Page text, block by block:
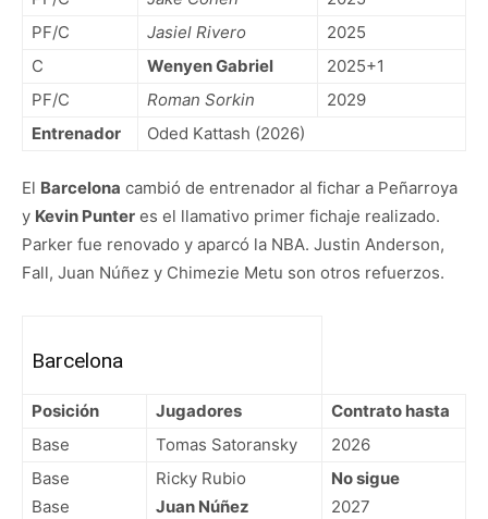
PF/C
Jasiel Rivero
2025
C
Wenyen Gabriel
2025+1
PF/C
Roman Sorkin
2029
Entrenador
Oded Kattash (2026)
El Barcelona cambió de entrenador al fichar a Peñarroya
y Kevin Punter es el llamativo primer fichaje realizado.
Parker fue renovado y aparcó la NBA. Justin Anderson,
Fall, Juan Núñez y Chimezie Metu son otros refuerzos.
Barcelona
Posición Jugadores
Contrato hasta
Base
Tomas Satoransky
2026
Base
Base
Ricky Rubio
Juan Núñez
No sigue
2027